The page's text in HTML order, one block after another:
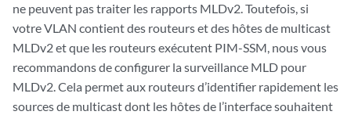
ne peuvent pas traiter les rapports MLDv2. Toutefois, si
votre VLAN contient des routeurs et des hôtes de multicast
MLDv2 et que les routeurs exécutent PIM-SSM, nous vous
recommandons de configurer la surveillance MLD pour
MLDv2. Cela permet aux routeurs d’identifier rapidement les
sources de multicast dont les hôtes de l’interface souhaitent